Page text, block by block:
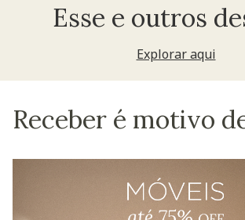
Esse e outros
Explorar aqui
Receber é motivo